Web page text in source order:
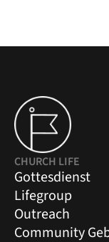
CHURCH LIFE
Gottesdienst
Lifegroup
Outreach
Community